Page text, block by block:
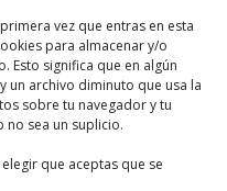
vez que entras en esta
para almacenar y/o
Esto significa que en algún
archivo diminuto que usa la
sobre tu navegador y tu
no sea un suplicio.
que aceptas que se
a este debate.